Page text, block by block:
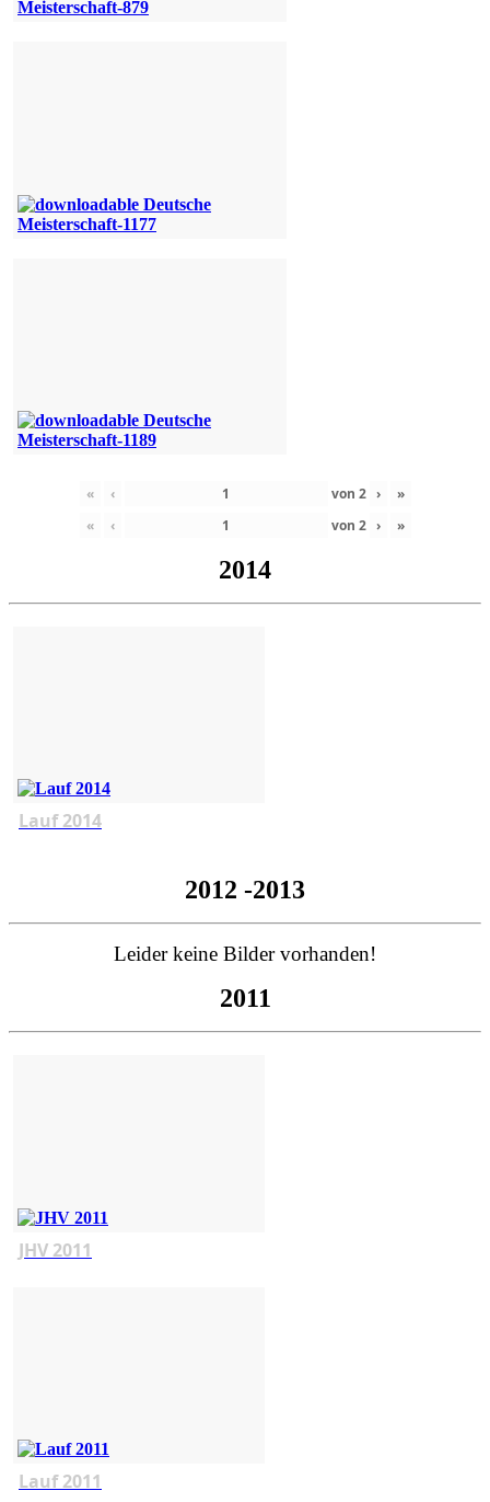
« ‹ von 2 ›
»
«
‹ von 2 › »
2014
Lauf 2014
2012 -2013
Leider keine Bilder vorhanden!
2011
JHV 2011
Lauf 2011